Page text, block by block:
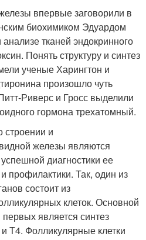
впервые заговорили в
биохимиком Эдуардом
тканей эндокринного
Понять структуру и синтез
ученые Харингтон и
произошло чуть
Риверс и Гросс выделили
гормона трехатомный.
строении и
железы являются
диагностики ее
профилактики. Так, один из
состоит из
клеток. Основной
является синтез
Т4. Фолликулярные клетки